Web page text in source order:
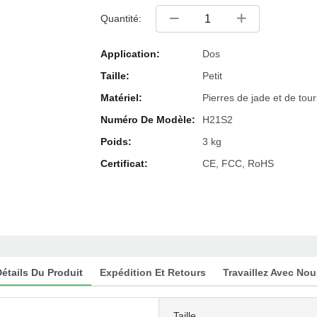
Quantité:
Application:
Dos
Taille:
Petit
Matériel:
Pierres de jade et de
Numéro De Modèle:
H21S2
Poids:
3 kg
Certificat:
CE, FCC, RoHS
Du Produit Expédition Et Retours Travaillez Avec